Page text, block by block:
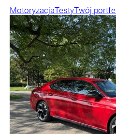
MotoryzacjaTestyTwój portfel